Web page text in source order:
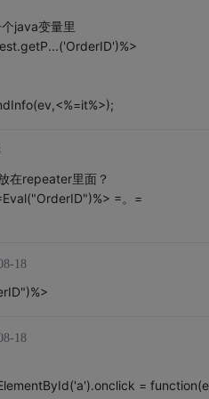
java变量里
在repeater里面？
=。=
18
18
=